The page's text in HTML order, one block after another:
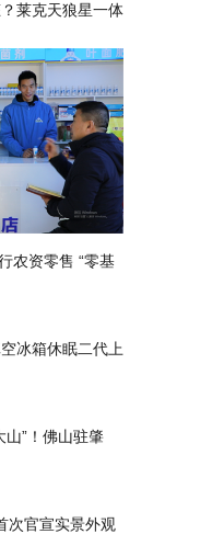
莱克天狼星一体
农资零售 “零基
冰箱休眠二代上
山”！佛山驻肇
次官宣实景外观